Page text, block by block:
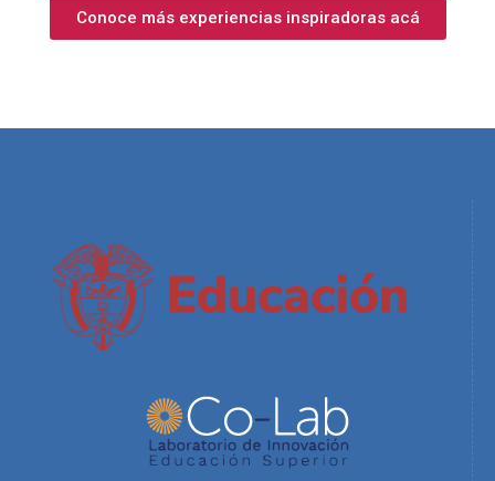
Conoce más experiencias inspiradoras acá